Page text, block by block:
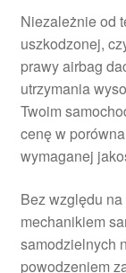
Niezależnie od
uszkodzonej,
prawy airbag
utrzymania
Twoim
cenę w
wymaganej
Bez względu
mechanikiem
samodzielnych
powodzeniem